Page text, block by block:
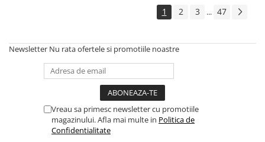
1 2 3 ... 47
Newsletter Nu rata ofertele si promotiile noastre
Vreau sa primesc newsletter cu promotiile
magazinului. Afla mai multe in Politica de
Confidentialitate